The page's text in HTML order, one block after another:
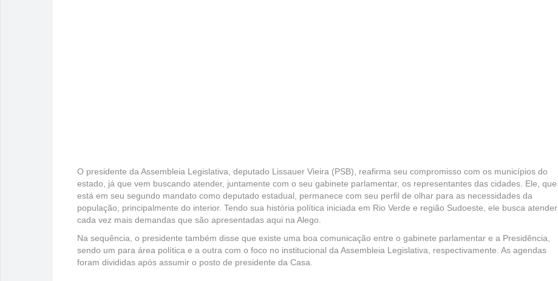
O presidente da Assembleia Legislativa, deputado Lissauer Vieira (PSB), reafirma seu compromisso com os municípios do
estado, já que vem buscando atender, juntamente com o seu gabinete parlamentar, os representantes das cidades. Ele, que
está em seu segundo mandato como deputado estadual, permanece com seu perfil de olhar para as necessidades da
população, principalmente do interior. Tendo sua história política iniciada em Rio Verde e região Sudoeste, ele busca atender
cada vez mais demandas que são apresentadas aqui na Alego.
Na sequência, o presidente também disse que existe uma boa comunicação entre o gabinete parlamentar e a Presidência,
sendo um para área política e a outra com o foco no institucional da Assembleia Legislativa, respectivamente. As agendas
foram divididas após assumir o posto de presidente da Casa.